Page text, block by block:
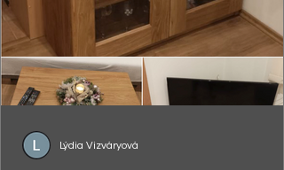
Lýdia Vizváryová